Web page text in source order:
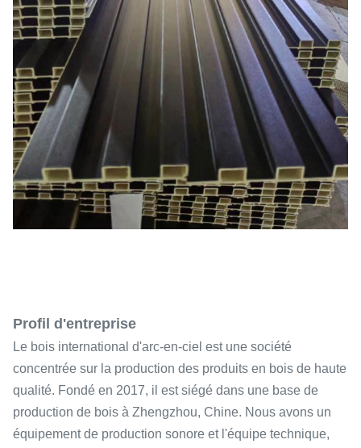
Profil d'entreprise
Le bois international d'arc-en-ciel est une société
concentrée sur la production des produits en bois de haute
qualité. Fondé en 2017, il est siégé dans une base de
production de bois à Zhengzhou, Chine. Nous avons un
équipement de production sonore et l'équipe technique,